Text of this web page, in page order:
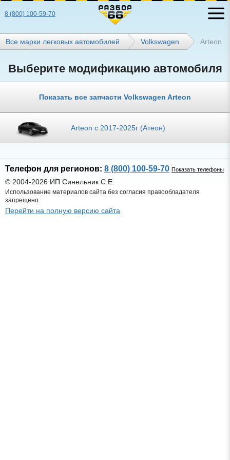
8 (800) 100-59-70
Все марки легковых автомобилей Volkswagen Arteon
Выберите модификацию автомобиля
Показать все запчасти Volkswagen Arteon
Arteon с 2017-2025г (Атеон)
Телефон для регионов: 8 (800) 100-59-70 Показать телефоны
© 2004-2026 ИП Синельник С.Е.
Использование материалов сайта без согласия правообладателя
запрещено
Перейти на полную версию сайта